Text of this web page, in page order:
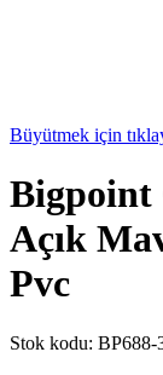
Büyütmek için
Bigpoint
Açık
Pvc
Stok kodu: BP688-